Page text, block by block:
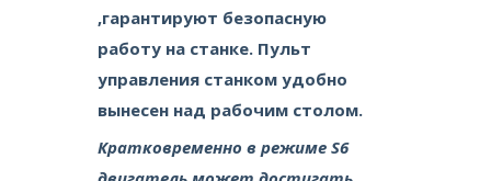
,гарантируют безопасную
работу на станке. Пульт
управления станком удобно
вынесен над рабочим столом.
Кратковременно в режиме S6